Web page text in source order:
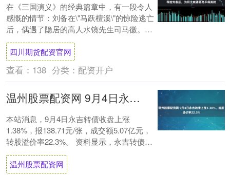
在《三国演义》的经典篇章中，有一段令人
感慨的情节：刘备在\"马跃檀溪\"的惊险逃亡
后，偶遇了隐居的高人水镜先生司马徽。这
次相遇成为刘备命运的重要转折点。不久之
后....
四川期货配资官网
查看： 138 分类： 配资开户
温州股票配资网 9月4日永吉转债上涨1.38%，转股溢价率22.3%
本站消息，9月4日永吉转债收盘上涨
1.38%，报138.71元/张，成交额5.07亿元，
转股溢价率22.3%。 资料显示，永吉转债信
用级别为“AA-”，债券期限....
温州股票配资网